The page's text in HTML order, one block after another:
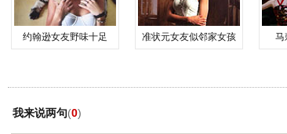
约翰逊女友野味十足 准状元女友似邻家女孩 马
我来说两句(0)